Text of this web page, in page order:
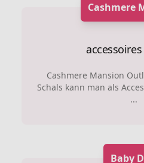
Cashmere
Cashmere Mansion
Schals kann man als
...
Baby